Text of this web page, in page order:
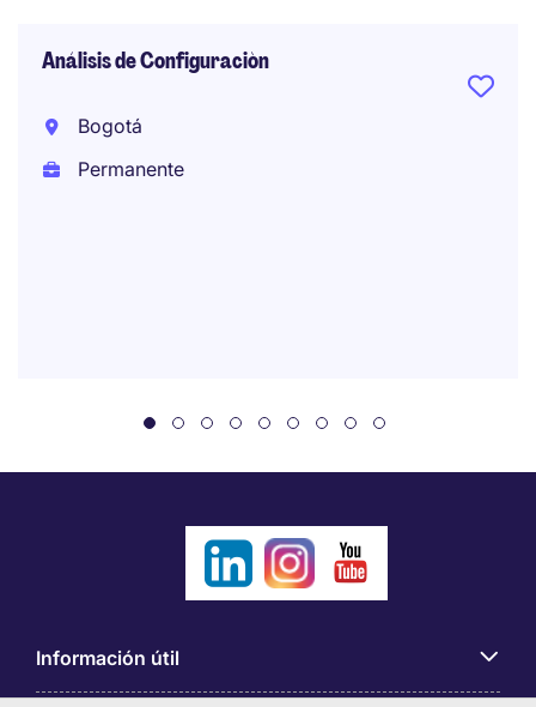
Análisis de Configuraciòn
Bogotá
Permanente
Información útil